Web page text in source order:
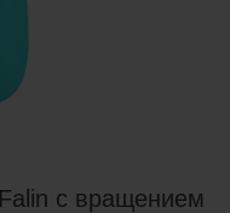
с вращением